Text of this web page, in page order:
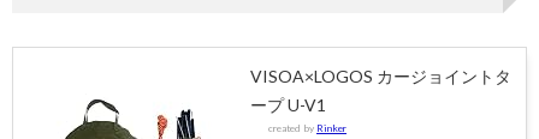
VISOA×LOGOS カージョイントタ
ープ U-V1
created by Rinker